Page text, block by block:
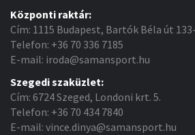
Központi raktár:
Cím: 1115 Budapest, Bartók Béla út
Telefon: +36 70 336 7185
E-mail: iroda@samansport.hu
Szegedi szaküzlet:
Cím: 6724 Szeged, Londoni krt. 5.
Telefon: +36 70 434 7840
E-mail: vince.dinya@samansport.hu